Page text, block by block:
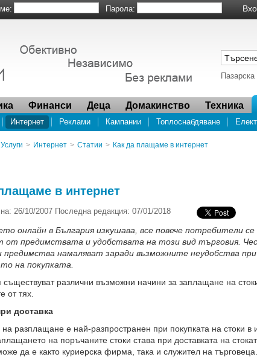
Парола:
Финанси Деца Домакинство Техника
Интернет Реклами Кампании Топлоснабдяване
на супермаркетите (2014)
Услуги > Интернет > Статии > Как да плащаме в интернет
в интернет
26/10/2007 Последна редакция: 07/01/2018
онлайн в България изкушава, все повече потребители се
от предимствата и удобствата на този вид търговия.
предимства намаляват заради възможните неудобства при
на покупката.
различни възможни начини за заплащане на
от тях.
доставка
разплащане е най-разпространен при покупката на стоки
на поръчаните стоки става при доставката на
да е както куриерска фирма, така и служител на търговеца.